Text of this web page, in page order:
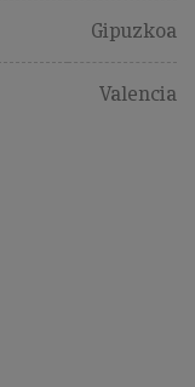
Gipuzkoa
Valencia